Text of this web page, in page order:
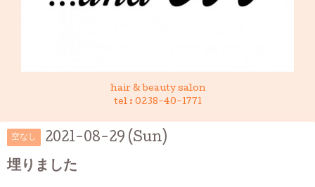
hair & beauty salon
tel : 0238-40-1771
空なし 2021-08-29 (Sun)
埋りました